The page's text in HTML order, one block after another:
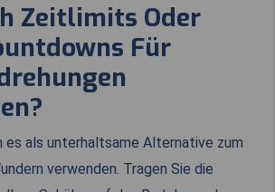
Zeitlimits Oder
Für
es als unterhaltsame Alternative zum
verwenden. Tragen Sie die